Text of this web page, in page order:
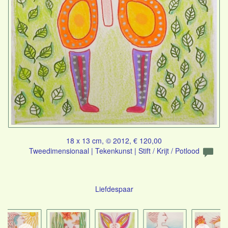
18 x 13 cm, © 2012, € 120,00
Tweedimensionaal | Tekenkunst | Stift / Krijt / Potlood
Liefdespaar